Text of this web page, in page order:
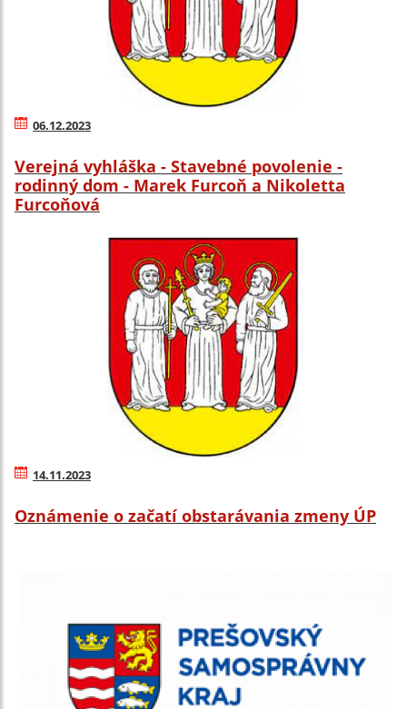
06.12.2023
Verejná vyhláška - Stavebné povolenie -
rodinný dom - Marek Furcoň a Nikoletta
Furcoňová
14.11.2023
Oznámenie o začatí obstarávania zmeny ÚP